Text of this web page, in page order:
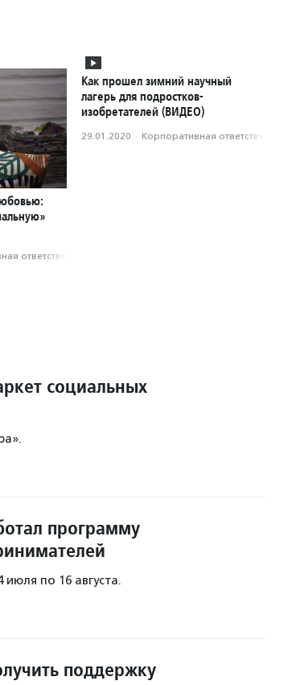
ответственность
Как прошел зимний научный
лагерь для подростков-
изобретателей (ВИДЕО)
29.01.2020 · Корпоративная ответственность
социальных
программу
по 16 августа.
поддержку